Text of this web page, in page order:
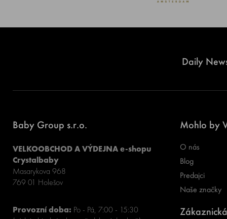
Daily
Baby Group s.r.o.
VELKOOBCHOD A VÝDEJNA e-shopu
Crystalbaby
Masarykova 968
769 01 Holešov
Provozní doba: Po - Pá, 7:00 - 15:30
Mohlo by
O nás
Blog
Predajci
Naše značky